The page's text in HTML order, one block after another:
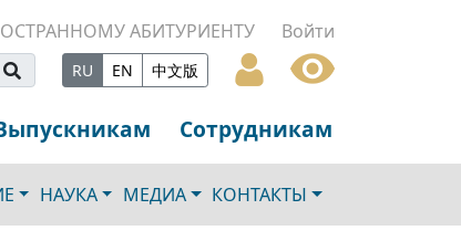
АБИТУРИЕНТУ Войти
RU EN 中文版
Сотрудникам
НАУКА МЕДИА КОНТАКТЫ